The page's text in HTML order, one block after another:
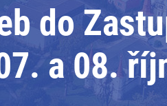
do
a 08.